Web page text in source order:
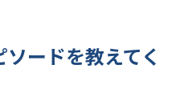
ードを教えてく